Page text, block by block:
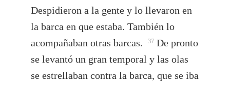
Despidieron a la gente y lo llevaron en
la barca en que estaba. También lo
acompañaban otras barcas.
37 De pronto
se levantó un gran temporal y las olas
se estrellaban contra la barca, que se iba